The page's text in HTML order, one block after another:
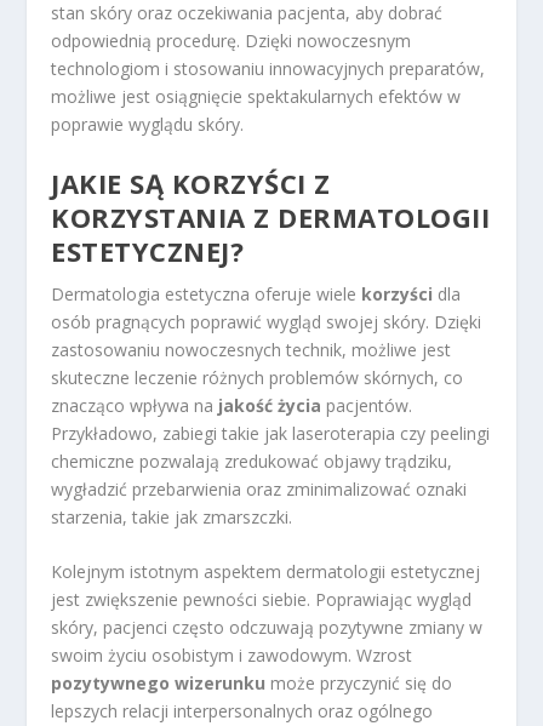
stan skóry oraz oczekiwania pacjenta, aby dobrać
odpowiednią procedurę. Dzięki nowoczesnym
technologiom i stosowaniu innowacyjnych preparatów,
możliwe jest osiągnięcie spektakularnych efektów w
poprawie wyglądu skóry.
JAKIE SĄ KORZYŚCI Z
KORZYSTANIA Z DERMATOLOGII
ESTETYCZNEJ?
Dermatologia estetyczna oferuje wiele korzyści dla
osób pragnących poprawić wygląd swojej skóry. Dzięki
zastosowaniu nowoczesnych technik, możliwe jest
skuteczne leczenie różnych problemów skórnych, co
znacząco wpływa na jakość życia pacjentów.
Przykładowo, zabiegi takie jak laseroterapia czy peelingi
chemiczne pozwalają zredukować objawy trądziku,
wygładzić przebarwienia oraz zminimalizować oznaki
starzenia, takie jak zmarszczki.
Kolejnym istotnym aspektem dermatologii estetycznej
jest zwiększenie pewności siebie. Poprawiając wygląd
skóry, pacjenci często odczuwają pozytywne zmiany w
swoim życiu osobistym i zawodowym. Wzrost
pozytywnego wizerunku może przyczynić się do
lepszych relacji interpersonalnych oraz ogólnego